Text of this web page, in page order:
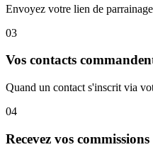
Envoyez votre lien de
03
Vos contacts
Quand un contact s'inscrit via
04
Recevez vos commissions